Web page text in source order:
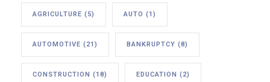
AGRICULTURE (5) AUTO (1)
AUTOMOTIVE (21) BANKRUPTCY (8)
CONSTRUCTION (18) EDUCATION (2)